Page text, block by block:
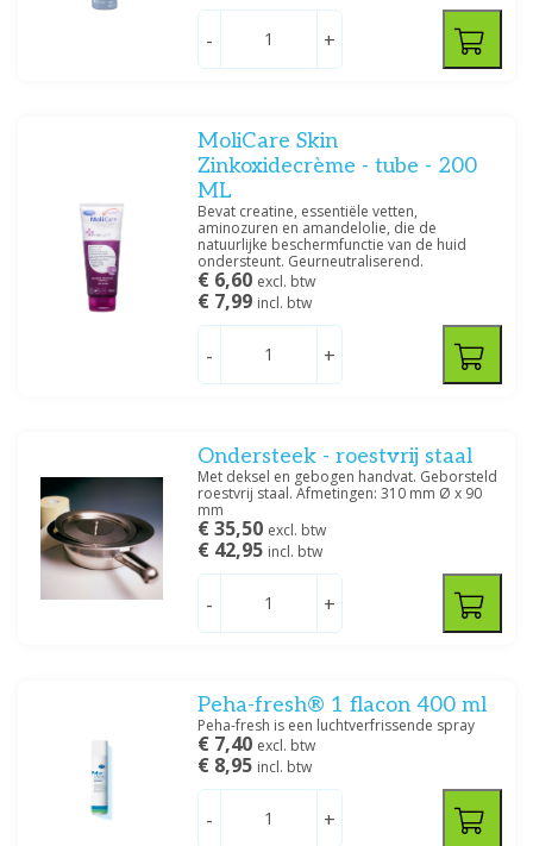
- +
MoliCare Skin
Zinkoxidecrème - tube - 200
ML
Bevat creatine, essentiële vetten,
aminozuren en amandelolie, die de
natuurlijke beschermfunctie van de huid
ondersteunt. Geurneutraliserend.
€ 6,60 excl. btw
€ 7,99 incl. btw
- +
Ondersteek - roestvrij staal
Met deksel en gebogen handvat. Geborsteld
roestvrij staal. Afmetingen: 310 mm Ø x 90
mm
€ 35,50 excl. btw
€ 42,95 incl. btw
- +
Peha-fresh® 1 flacon 400 ml
Peha-fresh is een luchtverfrissende spray
€ 7,40 excl. btw
€ 8,95 incl. btw
- +